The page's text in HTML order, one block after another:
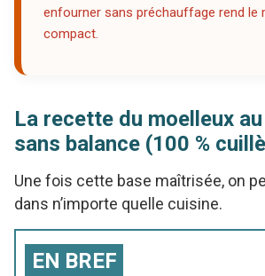
enfourner sans préchauffage rend le
compact.
La recette du moelleux
sans balance (100 %
Une fois cette base maîtrisée, on
dans n’importe quelle cuisine.
EN BREF